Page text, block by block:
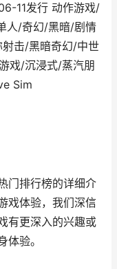
11发行 动作游戏/
人/奇幻/黑暗/剧情
击/黑暗奇幻/中世
戏/沉浸式/蒸汽朋
Sim
门排行榜的详细介
戏体验，我们深信
有更深入的兴趣或
体验。